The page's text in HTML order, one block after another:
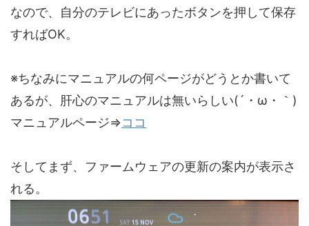
なので、自分のテレビにあったボタンを押して保存
すればOK。
※ちなみにマニュアルの何ページがどうとか書いて
あるが、肝心のマニュアルは無いらしい(´・ω・｀)
マニュアルページ⇒ココ
そしてまず、ファームウェアの更新の案内が表示さ
れる。